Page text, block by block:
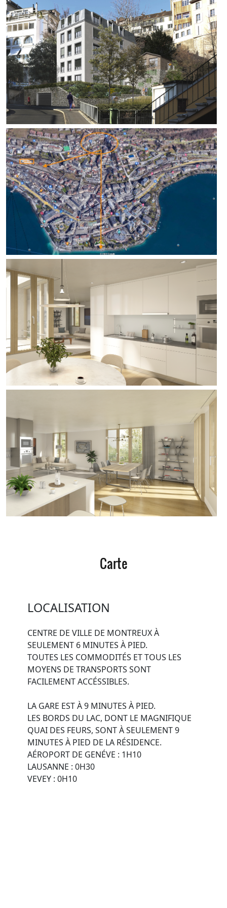
Carte
LOCALISATION
CENTRE DE VILLE DE MONTREUX À
SEULEMENT 6 MINUTES À PIED.
TOUTES LES COMMODITÉS ET TOUS LES
MOYENS DE TRANSPORTS SONT
FACILEMENT ACCÉSSIBLES.
LA GARE EST À 9 MINUTES À PIED.
LES BORDS DU LAC, DONT LE MAGNIFIQUE
QUAI DES FEURS, SONT À SEULEMENT 9
MINUTES À PIED DE LA RÉSIDENCE.
AÉROPORT DE GENÉVE : 1H10
LAUSANNE : 0H30
VEVEY : 0H10